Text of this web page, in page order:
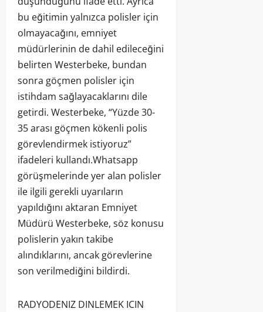
bu eğitimin yalnızca polisler için
olmayacağını, emniyet
müdürlerinin de dahil edileceğini
belirten Westerbeke, bundan
sonra göçmen polisler için
istihdam sağlayacaklarını dile
getirdi. Westerbeke, “Yüzde 30-
35 arası göçmen kökenli polis
görevlendirmek istiyoruz”
ifadeleri kullandı.Whatsapp
görüşmelerinde yer alan polisler
ile ilgili gerekli uyarıların
yapıldığını aktaran Emniyet
Müdürü Westerbeke, söz konusu
polislerin yakın takibe
alındıklarını, ancak görevlerine
son verilmediğini bildirdi.
RADYODENIZ DINLEMEK ICIN